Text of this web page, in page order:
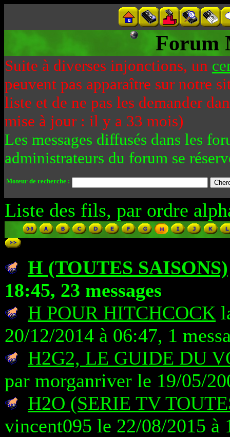
Forum
Suite à diverses injonctions, un
peuvent pas apparaître sur notre
liste et de ne pas les demander
mise à jour : il y a 33 mois)
Les messages diffusés dans les
administrateurs du forum se
Moteur de recherche :
Liste des fils, par ordre
H (TOUTES SAISONS)
18:45, 23 messages
H POUR HITCHCOCK
20/12/2014 à 06:47, 1
H2G2, LE GUIDE DU
par morganriver le 19/05/
H2O (SERIE TV
vincent095 le 22/08/2015 à